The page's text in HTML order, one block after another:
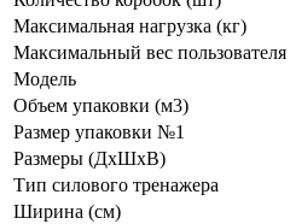
Максимальная нагрузка (кг)
Максимальный вес пользователя
Модель
Объем упаковки (м3)
Размер упаковки №1
Размеры (ДхШхВ)
Тип силового тренажера
Ширина (см)